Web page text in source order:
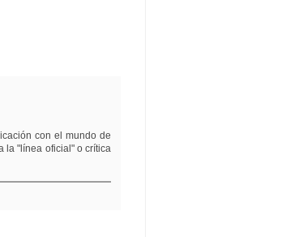
con el mundo de
la "línea oficial" o crítica